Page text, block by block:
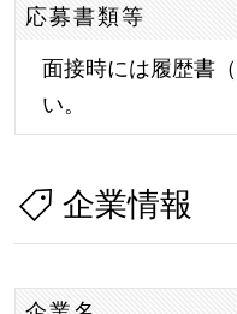
応募書類等
面接時には履歴書
い。
企業情報